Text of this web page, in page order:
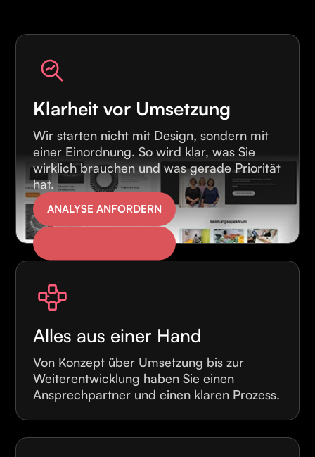
Klarheit vor Umsetzung
Wir starten nicht mit Design, sondern mit
einer Einordnung. So wird klar, was Sie
wirklich brauchen und was gerade Priorität
hat.
ANALYSE ANFORDERN
Alles aus einer Hand
Von Konzept über Umsetzung bis zur
Weiterentwicklung haben Sie einen
Ansprechpartner und einen klaren Prozess.